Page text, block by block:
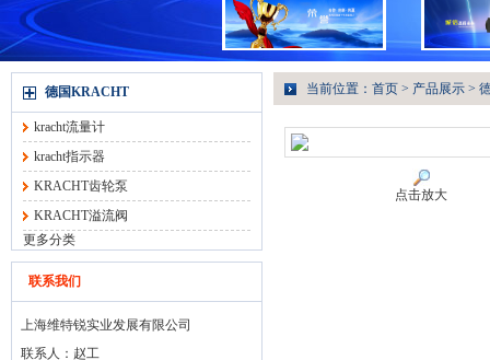
德国KRACHT
kracht流量计
kracht指示器
KRACHT齿轮泵
KRACHT溢流阀
更多分类
联系我们
上海维特锐实业发展有限公司
联系人：赵工
当前位置： 首页 > 产品展示 >
点击放大